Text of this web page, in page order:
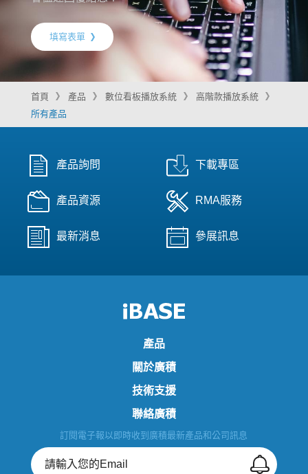
填寫表單
首頁 產品 數位看板播放系統
高階款播放系統
所有產品
產品詢問 下載專區
產品資源 RMA服務
最新消息 參展訊息
產品
關於廣積
技術支援
聯絡廣積
訂閱電子報以即時收到廣積最新產品和公司訊息